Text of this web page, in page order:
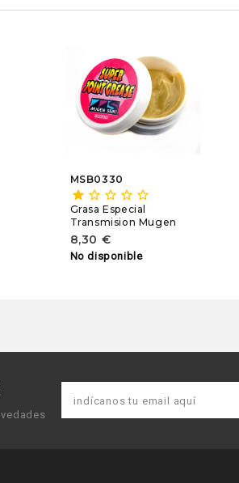
MSB0330
star star_border star_border star_border star_border
Grasa Especial
Transmision Mugen
8,30 €
No disponible